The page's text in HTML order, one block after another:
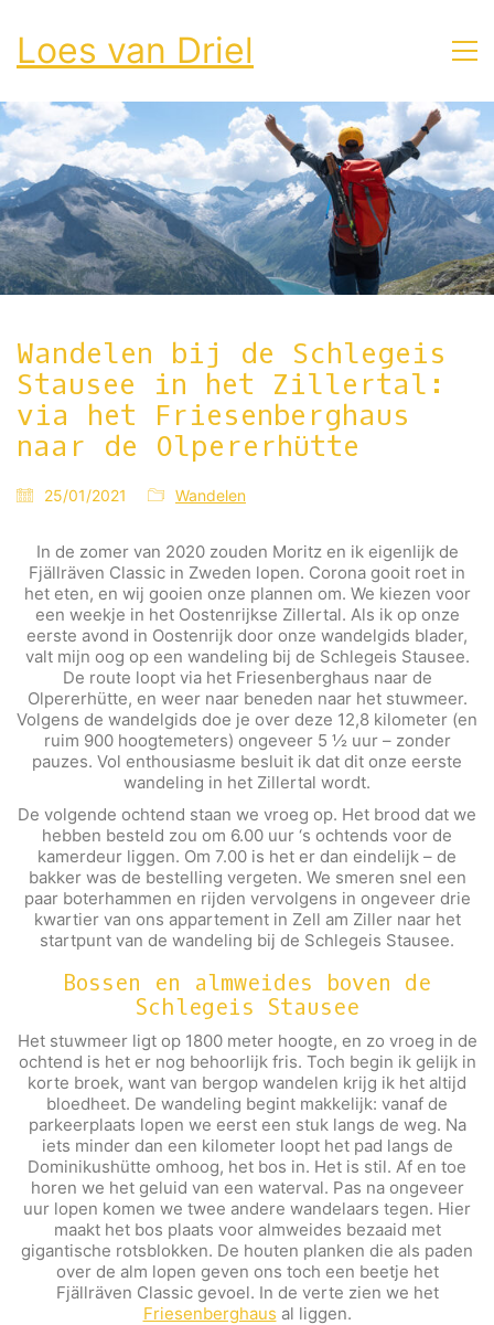
Loes van Driel
Wandelen bij de Schlegeis
Stausee in het Zillertal:
via het Friesenberghaus
naar de Olpererhütte
25/01/2021 Wandelen
In de zomer van 2020 zouden Moritz en ik eigenlijk de
Fjällräven Classic in Zweden lopen. Corona gooit roet in
het eten, en wij gooien onze plannen om. We kiezen voor
een weekje in het Oostenrijkse Zillertal. Als ik op onze
eerste avond in Oostenrijk door onze wandelgids blader,
valt mijn oog op een wandeling bij de Schlegeis Stausee.
De route loopt via het Friesenberghaus naar de
Olpererhütte, en weer naar beneden naar het stuwmeer.
Volgens de wandelgids doe je over deze 12,8 kilometer (en
ruim 900 hoogtemeters) ongeveer 5 ½ uur – zonder
pauzes. Vol enthousiasme besluit ik dat dit onze eerste
wandeling in het Zillertal wordt.
De volgende ochtend staan we vroeg op. Het brood dat we
hebben besteld zou om 6.00 uur ‘s ochtends voor de
kamerdeur liggen. Om 7.00 is het er dan eindelijk – de
bakker was de bestelling vergeten. We smeren snel een
paar boterhammen en rijden vervolgens in ongeveer drie
kwartier van ons appartement in Zell am Ziller naar het
startpunt van de wandeling bij de Schlegeis Stausee.
Bossen en almweides boven de
Schlegeis Stausee
Het stuwmeer ligt op 1800 meter hoogte, en zo vroeg in de
ochtend is het er nog behoorlijk fris. Toch begin ik gelijk in
korte broek, want van bergop wandelen krijg ik het altijd
bloedheet. De wandeling begint makkelijk: vanaf de
parkeerplaats lopen we eerst een stuk langs de weg. Na
iets minder dan een kilometer loopt het pad langs de
Dominikushütte omhoog, het bos in. Het is stil. Af en toe
horen we het geluid van een waterval. Pas na ongeveer
uur lopen komen we twee andere wandelaars tegen. Hier
maakt het bos plaats voor almweides bezaaid met
gigantische rotsblokken. De houten planken die als paden
over de alm lopen geven ons toch een beetje het
Fjällräven Classic gevoel. In de verte zien we het
Friesenberghaus al liggen.